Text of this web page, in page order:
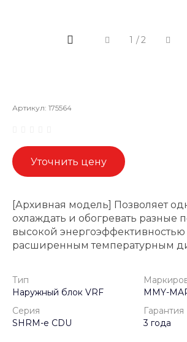
1 /2
Артикул: 175564
Уточнить цену
[Архивная модель] Позволяет
охлаждать и обогревать разные
высокой энергоэффективностью
расширенным температурным
Тип
Наружный блок VRF
MMY-
Серия
SHRM-e CDU
Гарантия
3 года